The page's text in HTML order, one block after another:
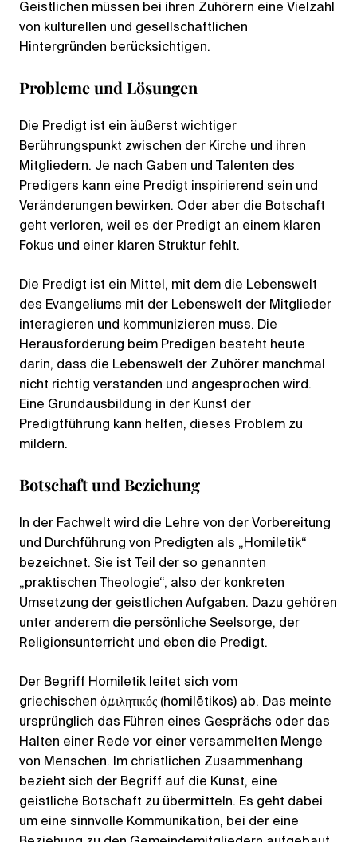
Geistlichen müssen bei ihren Zuhörern eine Vielzahl
von kulturellen und gesellschaftlichen
Hintergründen berücksichtigen.
Probleme und Lösungen
Die Predigt ist ein äußerst wichtiger
Berührungspunkt zwischen der Kirche und ihren
Mitgliedern. Je nach Gaben und Talenten des
Predigers kann eine Predigt inspirierend sein und
Veränderungen bewirken. Oder aber die Botschaft
geht verloren, weil es der Predigt an einem klaren
Fokus und einer klaren Struktur fehlt.
Die Predigt ist ein Mittel, mit dem die Lebenswelt
des Evangeliums mit der Lebenswelt der Mitglieder
interagieren und kommunizieren muss. Die
Herausforderung beim Predigen besteht heute
darin, dass die Lebenswelt der Zuhörer manchmal
nicht richtig verstanden und angesprochen wird.
Eine Grundausbildung in der Kunst der
Predigtführung kann helfen, dieses Problem zu
mildern.
Botschaft und Beziehung
In der Fachwelt wird die Lehre von der Vorbereitung
und Durchführung von Predigten als „Homiletik“
bezeichnet. Sie ist Teil der so genannten
„praktischen Theologie“, also der konkreten
Umsetzung der geistlichen Aufgaben. Dazu gehören
unter anderem die persönliche Seelsorge, der
Religionsunterricht und eben die Predigt.
Der Begriff Homiletik leitet sich vom
griechischen ὁμιλητικός (homilētikos) ab. Das meinte
ursprünglich das Führen eines Gesprächs oder das
Halten einer Rede vor einer versammelten Menge
von Menschen. Im christlichen Zusammenhang
bezieht sich der Begriff auf die Kunst, eine
geistliche Botschaft zu übermitteln. Es geht dabei
um eine sinnvolle Kommunikation, bei der eine